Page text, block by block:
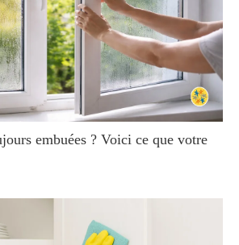
embuées ? Voici ce que votre